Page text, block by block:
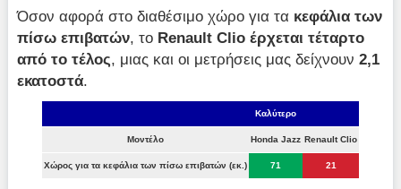
Όσον αφορά στο διαθέσιμο χώρο για τα κεφάλια των
πίσω επιβατών, το RenaultClio έρχεται τέταρτο
από το τέλος, μιας και οι μετρήσεις μας δείχνουν2,1
εκατοστά.
Καλύτερο
Μοντέλο Honda Jazz Renault Clio
Χώρος για τα κεφάλια των πίσω επιβατών (εκ.) 71 21